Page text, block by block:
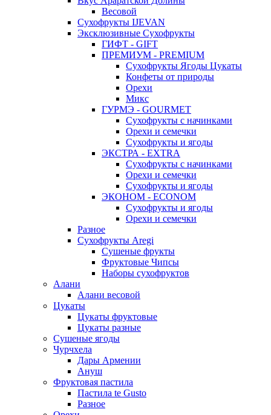
Весовой
Сухофрукты IJEVAN
Эксклюзивные Сухофрукты
ГИФТ - GIFT
ПРЕМИУМ - PREMIUM
Сухофрукты Ягоды Цукаты
Конфеты от природы
Орехи
Микс
ГУРМЭ - GOURMET
Сухофрукты с начинками
Орехи и семечки
Сухофрукты и ягоды
ЭКСТРА - EXTRA
Сухофрукты с начинками
Орехи и семечки
Сухофрукты и ягоды
ЭКОНОМ - ECONOM
Сухофрукты и ягоды
Орехи и семечки
Разное
Сухофрукты Aregi
Сушеные фрукты
Фруктовые Чипсы
Наборы сухофруктов
Алани
Алани весовой
Цукаты
Цукаты фруктовые
Цукаты разные
Сушеные ягоды
Чурчхела
Дары Армении
Ануш
Фруктовая пастила
Пастила te Gusto
Разное